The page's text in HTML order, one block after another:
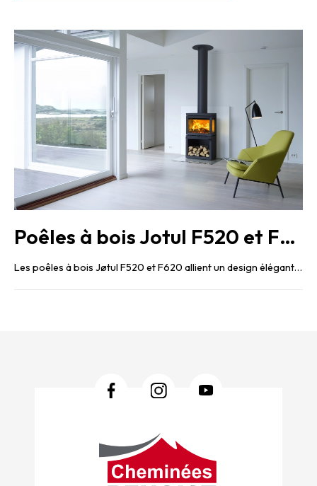
Poêles à bois Jotul F520 et F620
Les poêles à bois Jøtul F520 et F620 allient un design élégant et une performance remarquable. Fabriqués en ...